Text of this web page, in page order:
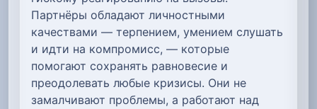
Партнёры обладают личностными
качествами — терпением, умением слушать
и идти на компромисс, — которые
помогают сохранять равновесие и
преодолевать любые кризисы. Они не
замалчивают проблемы, а работают над